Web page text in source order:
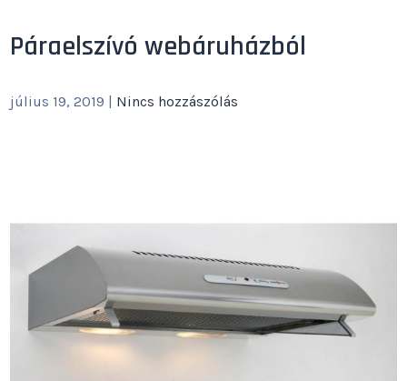
Páraelszívó webáruházból
július 19, 2019 | Nincs hozzászólás